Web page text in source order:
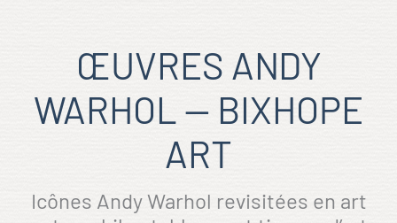
ŒUVRES ANDY
WARHOL — BIXHOPE
ART
Icônes Andy Warhol revisitées en art